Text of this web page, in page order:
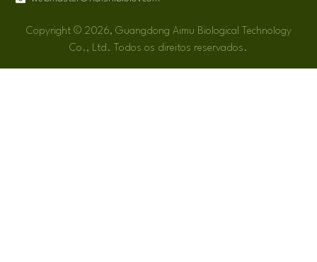
Copyright © 2026, Guangdong Aimu Biological Technology
Co., Ltd. Todos os direitos reservados.